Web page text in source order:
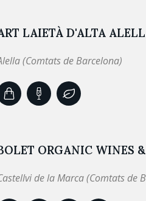
LAIETÀ D'ALTA
(Comtats de Barcelona)
ORGANIC WINES
de la Marca (Comtats de